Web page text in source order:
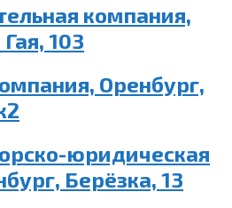
компания,
103
Оренбург,
юридическая
Берёзка, 13